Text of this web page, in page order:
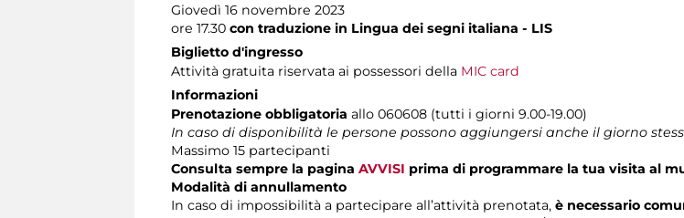
Giovedì 16 novembre 2023
ore 17.30 con traduzione in Lingua dei segni italiana - LIS
Biglietto d'ingresso
Attività gratuita riservata ai possessori della MIC card
Informazioni
Prenotazione obbligatoria allo 060608 (tutti i giorni 9.00-19.00)
In caso di disponibilità le persone possono aggiungersi anche il giorno
Massimo 15 partecipanti
Consulta sempre la pagina AVVISI prima di programmare la tua visita al
Modalità di annullamento
In caso di impossibilità a partecipare all’attività prenotata, è necessario